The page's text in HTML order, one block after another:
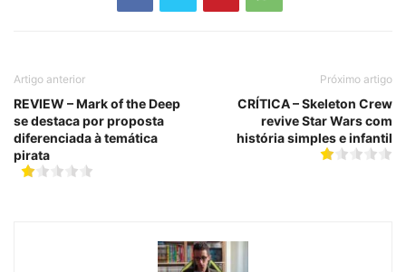
Artigo anterior
REVIEW – Mark of the Deep
se destaca por proposta
diferenciada à temática
pirata
Próximo artigo
CRÍTICA – Skeleton Crew
revive Star Wars com
história simples e infantil